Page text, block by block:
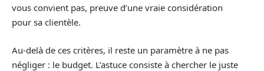
vous convient pas, preuve d’une vraie considération
pour sa clientèle.
Au-delà de ces critères, il reste un paramètre à ne pas
négliger : le budget. L’astuce consiste à chercher le juste